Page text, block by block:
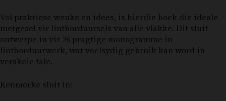
Vol praktiese wenke en idees, is hierdie boek die ideale
metgesel vir lintborduursels van alle vlakke. Dit sluit
ontwerpe in vir 26 pragtige monogramme in
lintborduurwerk, wat veelsydig gebruik kan word in
verskeie tale.
Kenmerke sluit in: